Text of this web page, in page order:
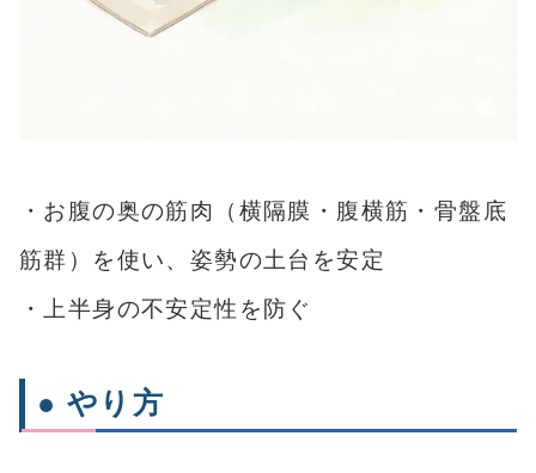
・お腹の奥の筋肉（横隔膜・腹横筋・骨盤底
筋群）を使い、姿勢の土台を安定
・上半身の不安定性を防ぐ
● やり方